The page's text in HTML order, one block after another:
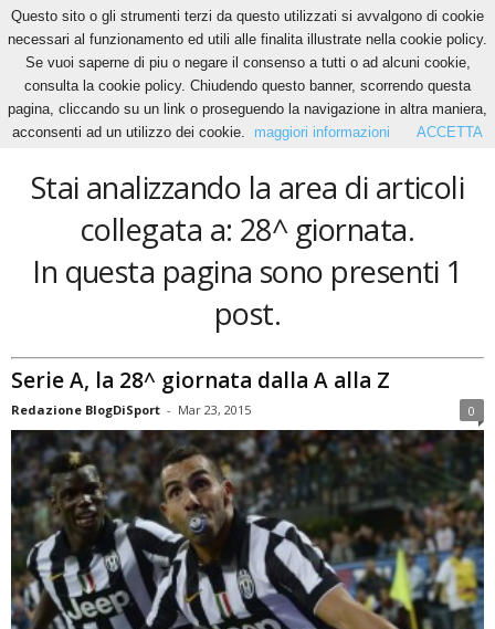
Home Tags 28^ giornata
28^ giornata
Stai analizzando la area di articoli
collegata a: 28^ giornata.
In questa pagina sono presenti 1
post.
Serie A, la 28^ giornata dalla A alla Z
Redazione BlogDiSport - Mar 23, 2015 0
Questo sito o gli strumenti terzi da questo utilizzati si avvalgono di cookie
necessari al funzionamento ed utili alle finalita illustrate nella cookie policy.
Se vuoi saperne di piu o negare il consenso a tutti o ad alcuni cookie,
consulta la cookie policy. Chiudendo questo banner, scorrendo questa
pagina, cliccando su un link o proseguendo la navigazione in altra maniera,
acconsenti ad un utilizzo dei cookie.
maggiori informazioni ACCETTA